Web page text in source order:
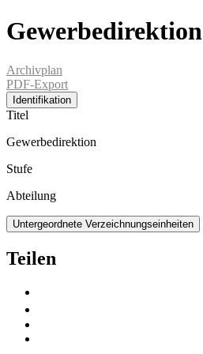
Gewerbedirektion
Archivplan
PDF-Export
Identifikation
Titel
Gewerbedirektion
Stufe
Abteilung
Untergeordnete Verzeichnungseinheiten
Teilen